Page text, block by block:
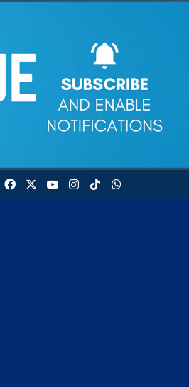
Facebook YouTubeInstagram
TikTok